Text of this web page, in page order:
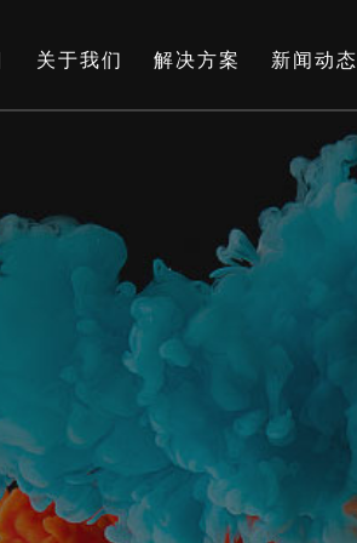
关于我们 解决方案 新闻动态